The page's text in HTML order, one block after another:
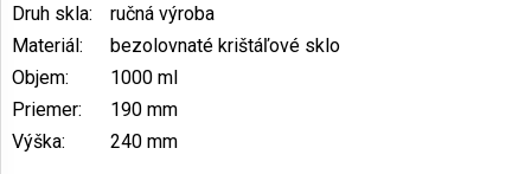
Druh skla:
ručná výroba
Materiál:
bezolovnaté krištáľové sklo
Objem:
1000 ml
Priemer:
190 mm
Výška: 240 mm